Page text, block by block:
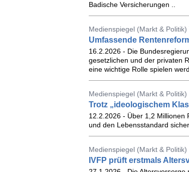
Badische Versicherungen ..
Medienspiegel (Markt &
Umfassende
16.2.2026 - Die
gesetzlichen und der privaten
eine wichtige Rolle spielen
Medienspiegel (Markt &
Trotz „ideologischem
12.2.2026 - Über 1,2 Millionen
und den Lebensstandard
Medienspiegel (Markt & Politik)
IVFP prüft erstmals